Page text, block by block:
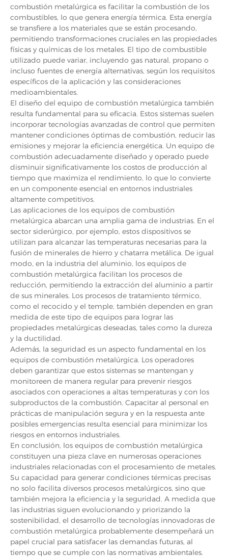
combustión metalúrgica es facilitar la combustión de los
combustibles, lo que genera energía térmica. Esta energía
se transfiere a los materiales que se están procesando,
permitiendo transformaciones cruciales en las propiedades
físicas y químicas de los metales. El tipo de combustible
utilizado puede variar, incluyendo gas natural, propano o
incluso fuentes de energía alternativas, según los requisitos
específicos de la aplicación y las consideraciones
medioambientales.
El diseño del equipo de combustión metalúrgica también
resulta fundamental para su eficacia. Estos sistemas suelen
incorporar tecnologías avanzadas de control que permiten
mantener condiciones óptimas de combustión, reducir las
emisiones y mejorar la eficiencia energética. Un equipo de
combustión adecuadamente diseñado y operado puede
disminuir significativamente los costos de producción al
tiempo que maximiza el rendimiento, lo que lo convierte
en un componente esencial en entornos industriales
altamente competitivos.
Las aplicaciones de los equipos de combustión
metalúrgica abarcan una amplia gama de industrias. En el
sector siderúrgico, por ejemplo, estos dispositivos se
utilizan para alcanzar las temperaturas necesarias para la
fusión de minerales de hierro y chatarra metálica. De igual
modo, en la industria del aluminio, los equipos de
combustión metalúrgica facilitan los procesos de
reducción, permitiendo la extracción del aluminio a partir
de sus minerales. Los procesos de tratamiento térmico,
como el recocido y el temple, también dependen en gran
medida de este tipo de equipos para lograr las
propiedades metalúrgicas deseadas, tales como la dureza
y la ductilidad.
Además, la seguridad es un aspecto fundamental en los
equipos de combustión metalúrgica. Los operadores
deben garantizar que estos sistemas se mantengan y
monitoreen de manera regular para prevenir riesgos
asociados con operaciones a altas temperaturas y con los
subproductos de la combustión. Capacitar al personal en
prácticas de manipulación segura y en la respuesta ante
posibles emergencias resulta esencial para minimizar los
riesgos en entornos industriales.
En conclusión, los equipos de combustión metalúrgica
constituyen una pieza clave en numerosas operaciones
industriales relacionadas con el procesamiento de metales.
Su capacidad para generar condiciones térmicas precisas
no solo facilita diversos procesos metalúrgicos, sino que
también mejora la eficiencia y la seguridad. A medida que
las industrias siguen evolucionando y priorizando la
sostenibilidad, el desarrollo de tecnologías innovadoras de
combustión metalúrgica probablemente desempeñará un
papel crucial para satisfacer las demandas futuras, al
tiempo que se cumple con las normativas ambientales.